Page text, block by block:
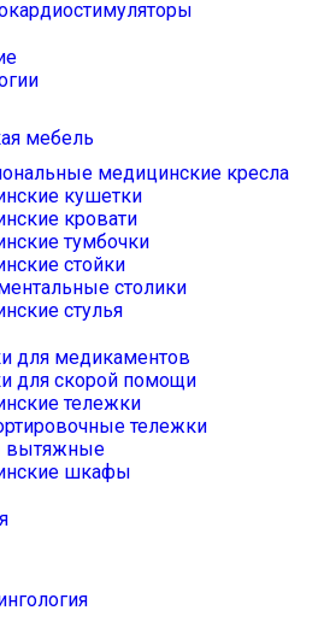
мебель
медицинские кресла
кушетки
кровати
тумбочки
стойки
столики
стулья
для медикаментов
для скорой помощи
тележки
тележки
шкафы